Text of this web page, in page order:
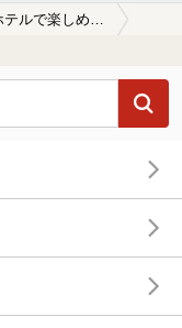
ホテルで楽しめる南米沢駅近くの温泉、日帰り温泉、スーパー銭湯おすすめ